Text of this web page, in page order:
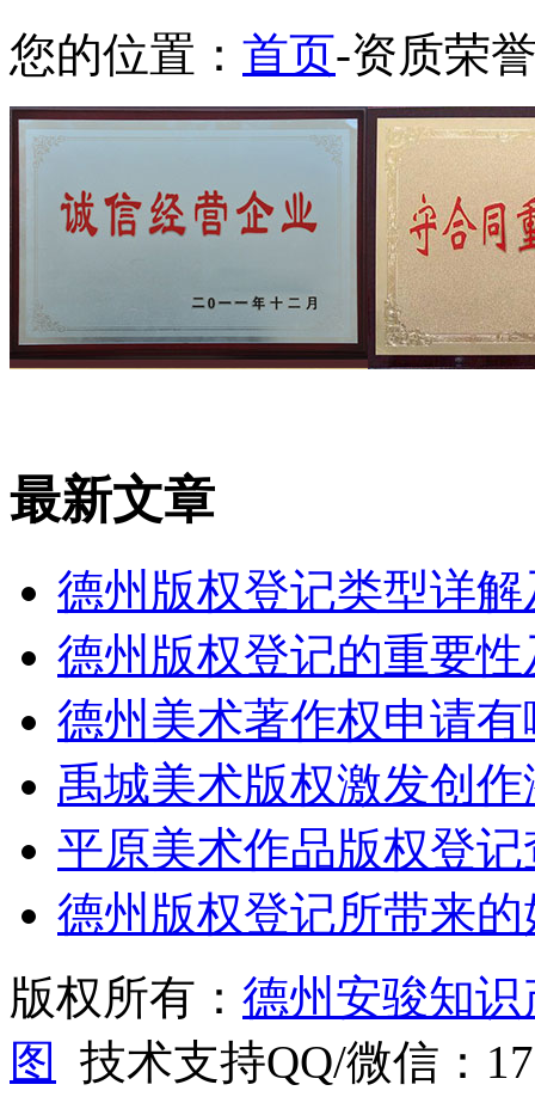
您的位置： 首页-资质荣
最新文章
德州版权登记类型详
德州版权登记的重要
德州美术著作权申请
禹城美术版权激发创
平原美术作品版权登
德州版权登记所带来的
版权所有： 德州安骏知
图
技术支持QQ/微信：